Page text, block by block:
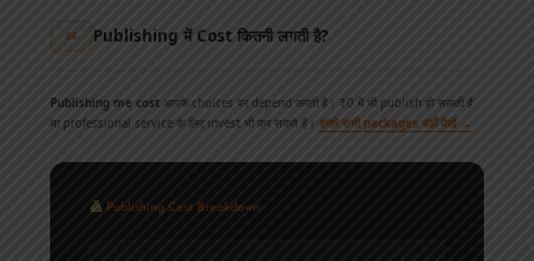
06 Publishing में Cost कितनी लगती है?
Publishing me cost आपके choices पर depend करती है। ₹0 में भी publish हो सकती है
या professional service के लिए invest भी कर सकते हैं।हमारे सभी packages यहाँ देखें →
Publishing Cost Breakdown